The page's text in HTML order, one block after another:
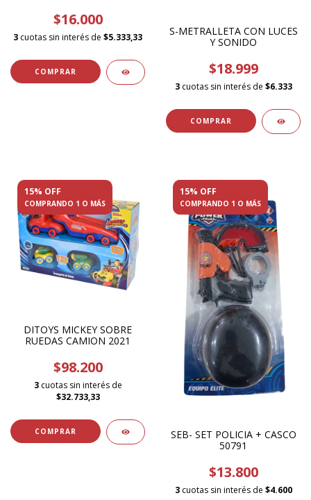
$16.000
3 cuotas sin interés de $5.333,33
S-METRALLETA CON LUCES
Y SONIDO
$18.999
3 cuotas sin interés de $6.333
15% OFF
COMPRANDO 1 O MÁS
DITOYS MICKEY SOBRE
RUEDAS CAMION 2021
$98.200
3 cuotas sin interés de
$32.733,33
15% OFF
COMPRANDO 1 O MÁS
SEB- SET POLICIA + CASCO
50791
$13.800
3 cuotas sin interés de $4.600